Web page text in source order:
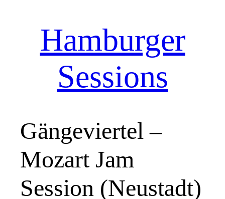
Hamburger
Sessions
Gängeviertel –
Mozart Jam
Session (Neustadt)